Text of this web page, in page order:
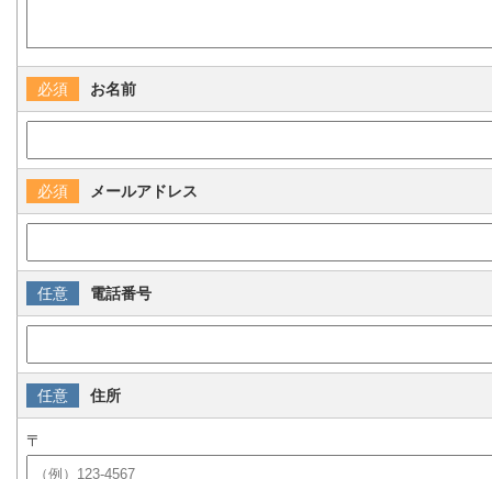
お名前
メールアドレス
電話番号
住所
〒